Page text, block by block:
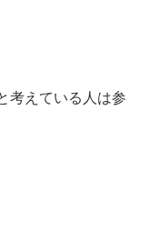
考えている人は参